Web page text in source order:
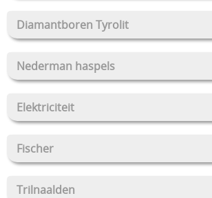
Diamantboren Tyrolit
Nederman haspels
Elektriciteit
Fischer
Trilnaalden